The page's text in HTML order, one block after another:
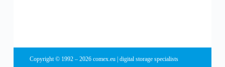
Copyright © 1992 – 2026 comex.eu | digital storage specialists